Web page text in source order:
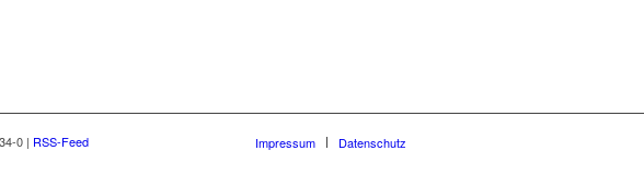
0 | RSS-Feed Impressum Datenschutz